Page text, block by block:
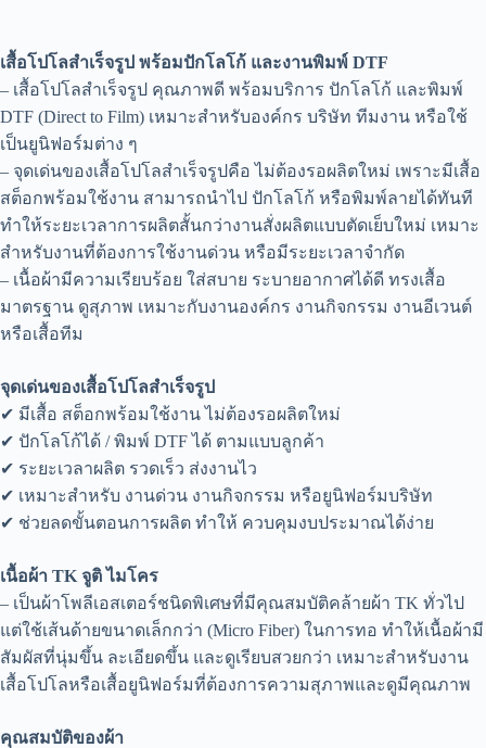
เสื้อโปโลสำเร็จรูป พร้อมปักโลโก้ และงานพิมพ์ DTF
– เสื้อโปโลสำเร็จรูป คุณภาพดี พร้อมบริการ ปักโลโก้ และพิมพ์
DTF (Direct to Film) เหมาะสำหรับองค์กร บริษัท ทีมงาน หรือใช้
เป็นยูนิฟอร์มต่าง ๆ
– จุดเด่นของเสื้อโปโลสำเร็จรูปคือ ไม่ต้องรอผลิตใหม่ เพราะมีเสื้อ
สต็อกพร้อมใช้งาน สามารถนำไป ปักโลโก้ หรือพิมพ์ลายได้ทันที
ทำให้ระยะเวลาการผลิตสั้นกว่างานสั่งผลิตแบบตัดเย็บใหม่ เหมาะ
สำหรับงานที่ต้องการใช้งานด่วน หรือมีระยะเวลาจำกัด
– เนื้อผ้ามีความเรียบร้อย ใส่สบาย ระบายอากาศได้ดี ทรงเสื้อ
มาตรฐาน ดูสุภาพ เหมาะกับงานองค์กร งานกิจกรรม งานอีเวนต์
หรือเสื้อทีม
จุดเด่นของเสื้อโปโลสำเร็จรูป
✔ มีเสื้อ สต็อกพร้อมใช้งาน ไม่ต้องรอผลิตใหม่
✔ ปักโลโก้ได้ / พิมพ์ DTF ได้ ตามแบบลูกค้า
✔ ระยะเวลาผลิต รวดเร็ว ส่งงานไว
✔ เหมาะสำหรับ งานด่วน งานกิจกรรม หรือยูนิฟอร์มบริษัท
✔ ช่วยลดขั้นตอนการผลิต ทำให้ ควบคุมงบประมาณได้ง่าย
เนื้อผ้า TK จูติ ไมโคร
– เป็นผ้าโพลีเอสเตอร์ชนิดพิเศษที่มีคุณสมบัติคล้ายผ้า TK ทั่วไป
แต่ใช้เส้นด้ายขนาดเล็กกว่า (Micro Fiber) ในการทอ ทำให้เนื้อผ้ามี
สัมผัสที่นุ่มขึ้น ละเอียดขึ้น และดูเรียบสวยกว่า เหมาะสำหรับงาน
เสื้อโปโลหรือเสื้อยูนิฟอร์มที่ต้องการความสุภาพและดูมีคุณภาพ
คุณสมบัติของผ้า